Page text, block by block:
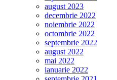
august 2023
decembrie 2022
noiembrie 2022
octombrie 2022
septembrie 2022
august 2022
mai 2022
ianuarie 2022